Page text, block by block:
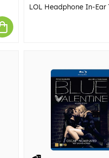
LOL Headphone In-Ear